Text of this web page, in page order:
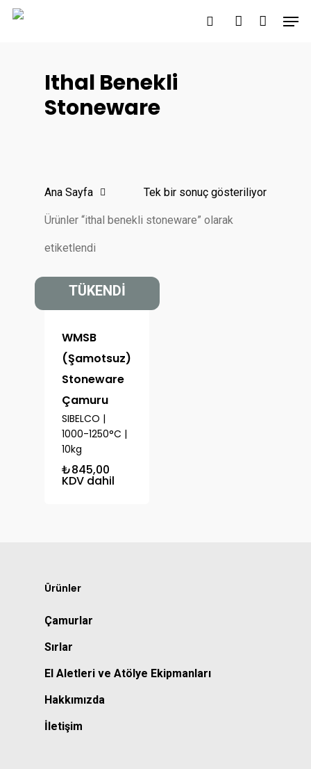
Skip
Ithal Benekli
Stoneware
Tek bir sonuç gösteriliyor
Ana Sayfa
Ürünler “ithal benekli stoneware” olarak
etiketlendi
TÜKENDİ
WMSB
(Şamotsuz)
Stoneware
Çamuru
SIBELCO |
1000-1250°C |
10kg
₺845,00
KDV dahil
Ürünler
Çamurlar
Sırlar
El Aletleri ve Atölye Ekipmanları
Hakkımızda
İletişim